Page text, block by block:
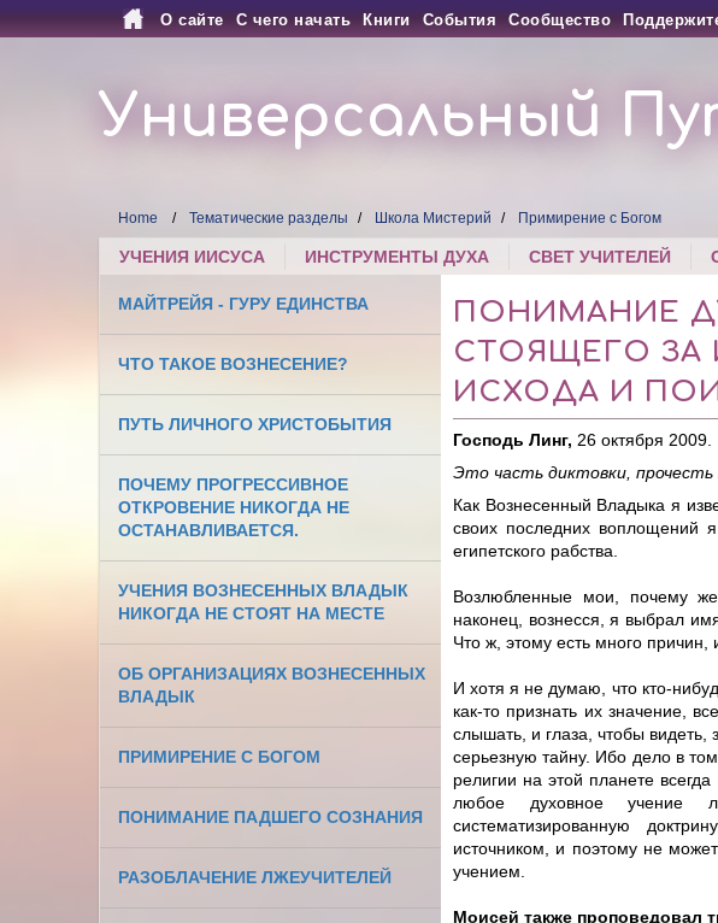
О сайте С чего начать Книги События Сообщество
Универсальный
Home Тематические разделы Школа Мистерий Примирение с Богом
УЧЕНИЯ ИИСУСА ИНСТРУМЕНТЫ ДУХА СВЕТ УЧИТЕЛЕЙ
МАЙТРЕЙЯ - ГУРУ ЕДИНСТВА
ЧТО ТАКОЕ ВОЗНЕСЕНИЕ?
ПУТЬ ЛИЧНОГО ХРИСТОБЫТИЯ
ПОЧЕМУ ПРОГРЕССИВНОЕ
ОТКРОВЕНИЕ НИКОГДА НЕ
ОСТАНАВЛИВАЕТСЯ.
УЧЕНИЯ ВОЗНЕСЕННЫХ ВЛАДЫК
НИКОГДА НЕ СТОЯТ НА МЕСТЕ
ОБ ОРГАНИЗАЦИЯХ ВОЗНЕСЕННЫХ
ВЛАДЫК
ПРИМИРЕНИЕ С БОГОМ
ПОНИМАНИЕ ПАДШЕГО СОЗНАНИЯ
РАЗОБЛАЧЕНИЕ ЛЖЕУЧИТЕЛЕЙ
ПОНИМАНИЕ
СТОЯЩЕГО ЗА
ИСХОДА И
Господь Линг, 26 октября 2009.
Это часть диктовки,
Как Вознесенный Владыка я
своих последних воплощений
египетского рабства.
Возлюбленные мои, почему
наконец, вознесся, я выбрал
Что ж, этому есть много причин,
И хотя я не думаю, что кто-
как-то признать их значение,
слышать, и глаза, чтобы
серьезную тайну. Ибо дело в
религии на этой планете
любое духовное учение
систематизированную
источником, и поэтому не
учением.
Моисей также проповедовал